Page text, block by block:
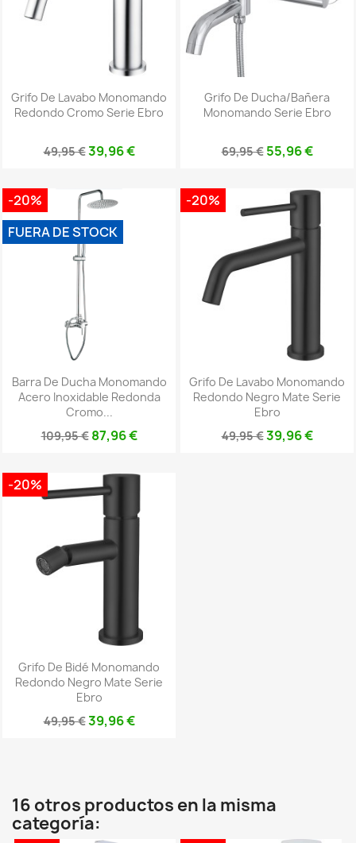
Grifo De Lavabo Monomando
Redondo Cromo Serie Ebro
49,95 €39,96 €
Grifo De Ducha/bañera
Monomando Serie Ebro
69,95 € 55,96 €
Barra De Ducha Monomando
Acero Inoxidable Redonda
Cromo...
109,95 € 87,96 €
-20%
FUERA DE STOCK
Grifo De Lavabo Monomando
Redondo Negro Mate Serie
Ebro
49,95 €39,96 €
-20%
Grifo De Bidé Monomando
Redondo Negro Mate Serie
Ebro
49,95 €39,96 €
-20%
16 otros productos en la misma
categoría: